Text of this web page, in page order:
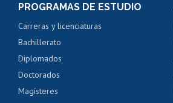
PROGRAMAS DE ESTUDIO
Carreras y licenciaturas
Bachillerato
Diplomados
Doctorados
Magísteres